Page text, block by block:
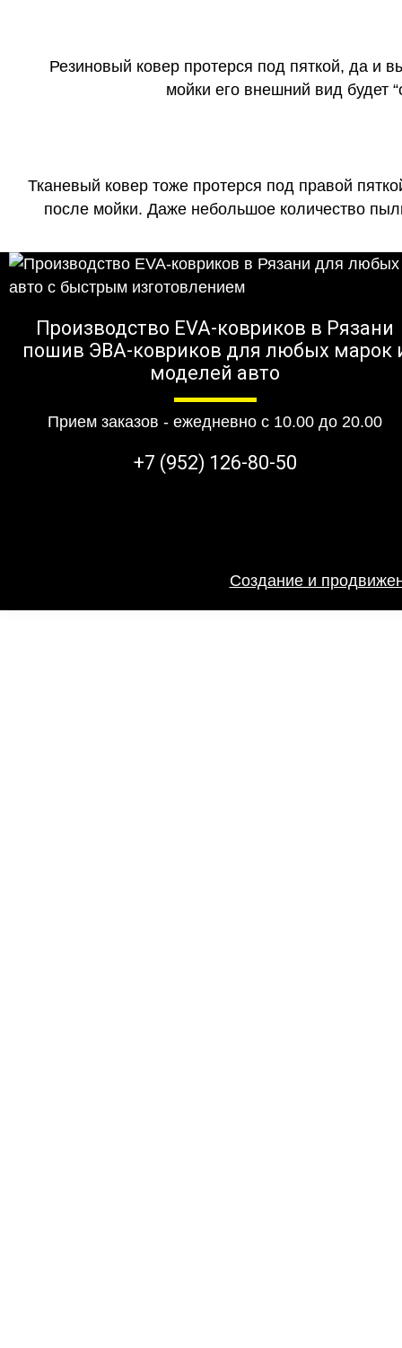
Резиновый ковер протерся под пяткой, да и
мойки его внешний вид будет
Тканевый ковер тоже протерся под правой
после мойки. Даже небольшое количество
Производство EVA-ковриков в Рязани
пошив ЭВА-ковриков для любых марок
моделей авто
Прием заказов - ежедневно с 10.00 до 20.00
+7 (952) 126-80-50
Создание и